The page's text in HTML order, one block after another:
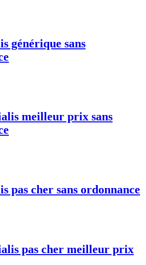
générique sans
meilleur prix sans
pas cher sans ordonnance
pas cher meilleur prix